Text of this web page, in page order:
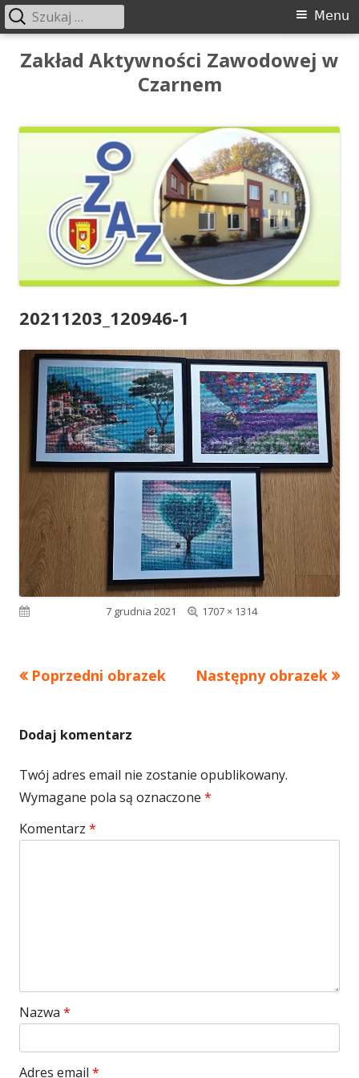
Przeskocz
Zakład Aktywności Zawodowej w
Czarnem
Menu
główne
Menu
Szukaj:
20211203_120946-1
Opublikowano7 grudnia 2021
Pełny
1707 × 1314
Poprzedni obrazek Następny obrazek
Dodaj komentarz
Twój adres email nie zostanie opublikowany.
Wymagane pola są oznaczone *
Komentarz *
Nazwa *
Adres email *